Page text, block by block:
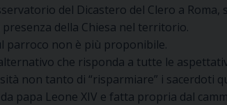
del Dicastero del Clero a
della Chiesa nel territorio.
parroco non è più proponibile.
che risponda a tutte le
non tanto di “risparmiare” i sacerdoti
papa Leone XIV e fatta propria dal